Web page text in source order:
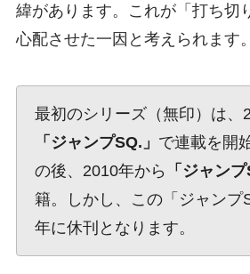
緯があります。これが「打ち切
心配させた一因と考えられます。
最初のシリーズ（無印）は、
「ジャンプSQ.」 で連載を開
の後、2010年から
「ジャンプ
籍。しかし、この「ジャンプ
年に休刊となります。